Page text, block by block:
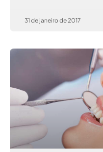
31 de janeiro de 2017